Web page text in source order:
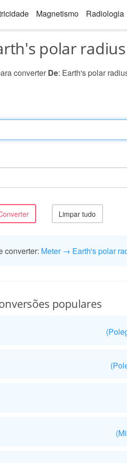
Magnetismo Radiologia
polar
converter De: Earth's polar
converter: Meter → Earth's polar
populares